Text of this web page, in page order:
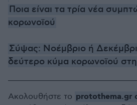
Ποια είναι τα τρία νέα
κορωνοϊού
Σύψας: Νοέμβριο ή
δεύτερο κύμα κορωνοϊού
Ακολουθήστε το protothema.gr